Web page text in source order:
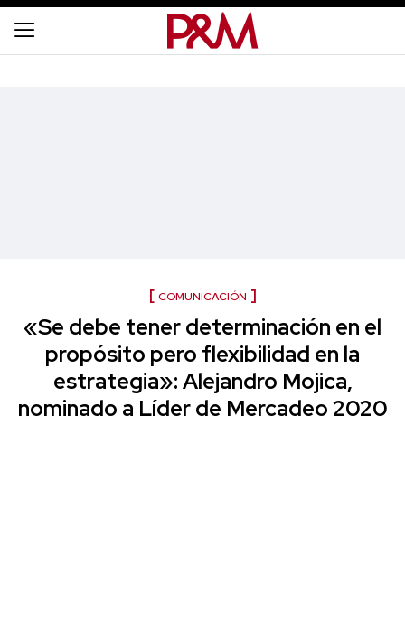
COMUNICACIÓN
«Se debe tener determinación en el
propósito pero flexibilidad en la
estrategia»: Alejandro Mojica,
nominado a Líder de Mercadeo 2020